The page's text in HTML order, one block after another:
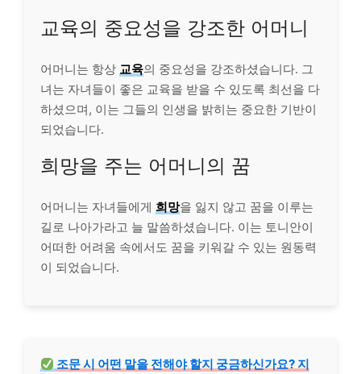
교육의 중요성을 강조한 어머니
어머니는 항상 교육의 중요성을 강조하셨습니다. 그
녀는 자녀들이 좋은 교육을 받을 수 있도록 최선을 다
하셨으며, 이는 그들의 인생을 밝히는 중요한 기반이
되었습니다.
희망을 주는 어머니의 꿈
어머니는 자녀들에게 희망을 잃지 않고 꿈을 이루는
길로 나아가라고 늘 말씀하셨습니다. 이는 토니안이
어떠한 어려움 속에서도 꿈을 키워갈 수 있는 원동력
이 되었습니다.
조문 시 어떤 말을 전해야 할지 궁금하신가요? 지